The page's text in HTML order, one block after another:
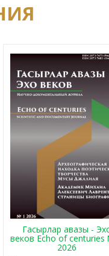
Гасырлар авазы -
веков Echo of
2026